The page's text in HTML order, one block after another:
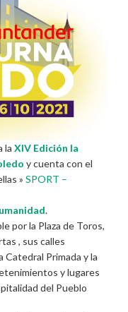
la XIV Edición la
y cuenta con el
» SPORT –
.
por la Plaza de Toros,
, sus calles
Catedral Primada y la
y lugares
del Pueblo